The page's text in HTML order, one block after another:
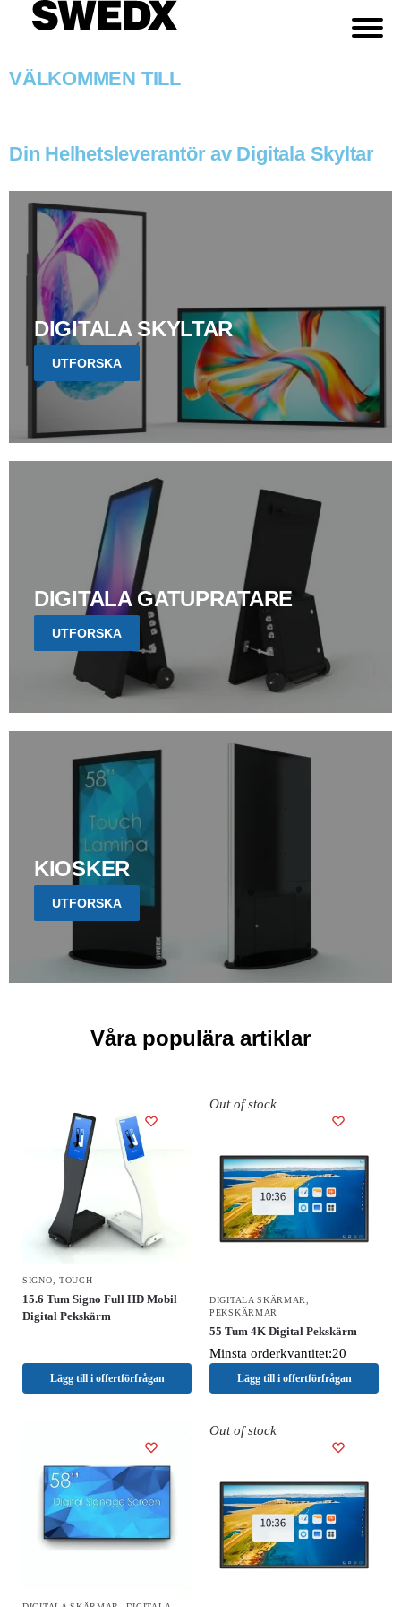
VÄLKOMMEN TILL
Din Helhetsleverantör av Digitala Skyltar
DIGITALA SKYLTAR
UTFORSKA
DIGITALA GATUPRATARE
UTFORSKA
KIOSKER
UTFORSKA
Våra populära artiklar
SIGNO TOUCH
15.6 Tum Signo Full HD Mobil
Digital Pekskärm
Lägg till i offertförfrågan
Out of stock
DIGITALA SKÄRMAR
PEKSKÄRMAR
55 Tum 4K Digital Pekskärm
Minsta orderkvantitet:20
Lägg till i offertförfrågan
Out of stock